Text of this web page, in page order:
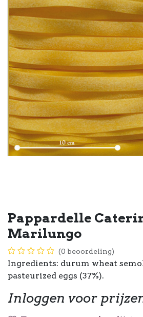
Pappardelle
Marilungo
(0 beoordeling)
Ingredients: durum wheat
pasteurized eggs (37%).
Inloggen voor